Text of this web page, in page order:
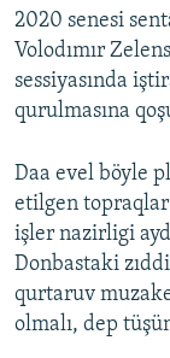
2020 senesi
Volodımır
sessiyasında
qurulmasına
Daa evel böyle
etilgen
işler nazirligi
Donbastaki
qurtaruv
olmalı, dep